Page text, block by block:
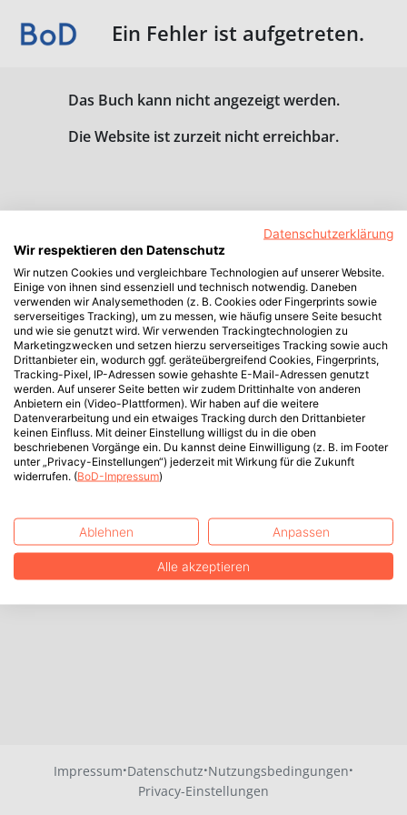
Ein Fehler ist aufgetreten.
Das Buch kann nicht angezeigt werden.
Die Website ist zurzeit nicht erreichbar.
Impressum·Datenschutz·Nutzungsbedingungen·
Privacy-Einstellungen
Datenschutzerklärung
Wir respektieren den Datenschutz
Wir nutzen Cookies und vergleichbare Technologien auf unserer Website.
Einige von ihnen sind essenziell und technisch notwendig. Daneben
verwenden wir Analysemethoden (z. B. Cookies oder Fingerprints sowie
serverseitiges Tracking), um zu messen, wie häufig unsere Seite besucht
und wie sie genutzt wird. Wir verwenden Trackingtechnologien zu
Marketingzwecken und setzen hierzu serverseitiges Tracking sowie auch
Drittanbieter ein, wodurch ggf. geräteübergreifend Cookies, Fingerprints,
Tracking-Pixel, IP-Adressen sowie gehashte E-Mail-Adressen genutzt
werden. Auf unserer Seite betten wir zudem Drittinhalte von anderen
Anbietern ein (Video-Plattformen). Wir haben auf die weitere
Datenverarbeitung und ein etwaiges Tracking durch den Drittanbieter
keinen Einfluss. Mit deiner Einstellung willigst du in die oben
beschriebenen Vorgänge ein. Du kannst deine Einwilligung (z. B. im Footer
unter „Privacy-Einstellungen“) jederzeit mit Wirkung für die Zukunft
widerrufen. (BoD-Impressum)
Ablehnen Anpassen
Alle akzeptieren